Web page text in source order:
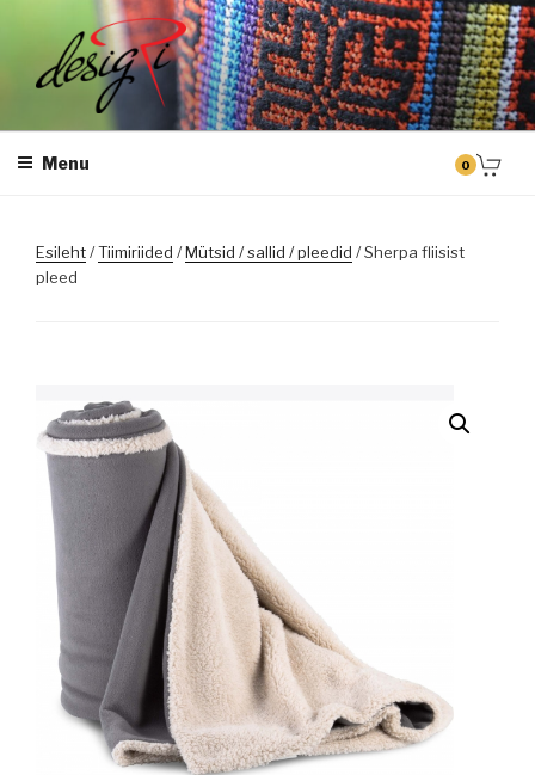
content
DESIGRI
Masintikkimine, tiimiriided, logo riietele tikkimine, kodukoha pusad,
Menu 0
Esileht/Tiimiriided /Mütsid / sallid / pleedid / Sherpa fliisist
pleed